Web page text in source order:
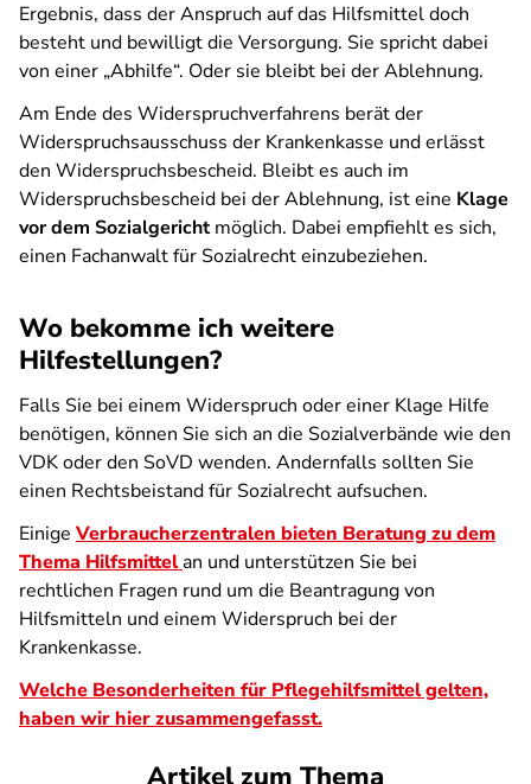
Ergebnis, dass der Anspruch auf das Hilfsmittel doch
besteht und bewilligt die Versorgung. Sie spricht dabei
von einer „Abhilfe“. Oder sie bleibt bei der Ablehnung.
Am Ende des Widerspruchverfahrens berät der
Widerspruchsausschuss der Krankenkasse und erlässt
den Widerspruchsbescheid. Bleibt es auch im
Widerspruchsbescheid bei der Ablehnung, ist eine Klage
vor dem Sozialgerichtmöglich. Dabei empfiehlt es sich,
einen Fachanwalt für Sozialrecht einzubeziehen.
Wo bekomme ich weitere
Hilfestellungen?
Falls Sie bei einem Widerspruch oder einer Klage Hilfe
benötigen, können Sie sich an die Sozialverbände wie den
VDK oder den SoVD wenden. Andernfalls sollten Sie
einen Rechtsbeistand für Sozialrecht aufsuchen.
Einige Verbraucherzentralen bieten Beratung zu dem
Thema Hilfsmittelan und unterstützen Sie bei
rechtlichen Fragen rund um die Beantragung von
Hilfsmitteln und einem Widerspruch bei der
Krankenkasse.
Welche Besonderheiten für Pflegehilfsmittel gelten,
haben wir hier zusammengefasst.
Artikel zum Thema